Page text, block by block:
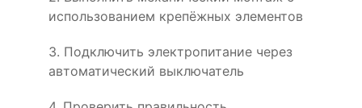
использованием крепёжных элементов
3. Подключить электропитание через
автоматический выключатель